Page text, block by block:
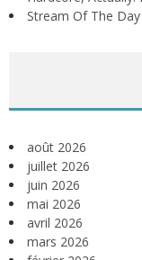
Stream Of The
août 2026
juillet 2026
juin 2026
mai 2026
avril 2026
mars 2026